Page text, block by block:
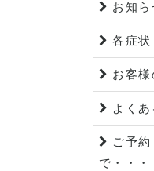
お知ら
各症状
お客様
よくあ
ご予
で・・・